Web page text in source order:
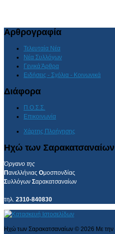
Αρθρογραφία
Τελευταία Νέα
Νέα Συλλόγων
Γενικά Άρθρα
Ειδήσεις - Σχόλια - Κοινωνικά
Διάφορα
Π.Ο.Σ.Σ.
Επικοινωνία
Χάρτης Πλοήγησης
Ηχώ των Σαρακατσαναίων
Όργανο της
Πανελλήνιας Ομοσπονδίας
Συλλόγων Σαρακατσαναίων
τηλ. 2310-840830
Ηχώ των Σαρακατσαναίων © 2026 Με την